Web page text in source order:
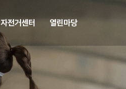
자전거센터 열린마당